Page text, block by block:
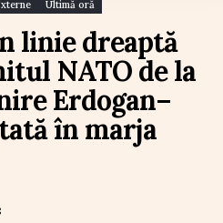
Ultimă oră
linie dreaptă
NATO de la
Erdogan–
în marja